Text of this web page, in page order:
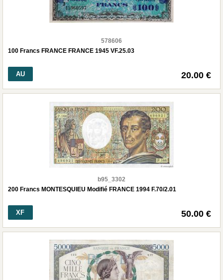
578606
100 Francs FRANCE FRANCE 1945 VF.25.03
AU 20.00 €
b95_3302
200 Francs MONTESQUIEU Modifié FRANCE 1994 F.70/2.01
XF 50.00 €